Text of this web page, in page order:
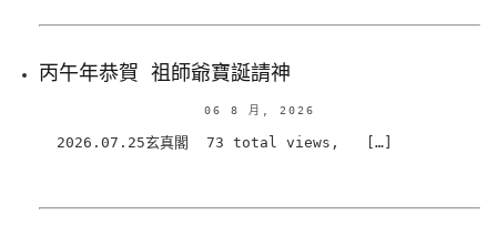
丙午年恭賀 祖師爺寶誕請神
06 8 月, 2026
2026.07.25玄真閣 73 total views, […]